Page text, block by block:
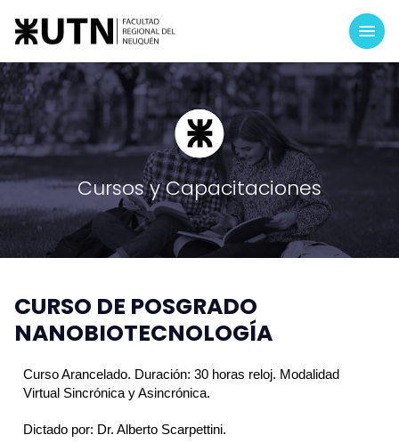
Cursos y Capacitaciones
CURSO DE POSGRADO
NANOBIOTECNOLOGÍA
Curso Arancelado. Duración: 30 horas reloj. Modalidad
Virtual Sincrónica y Asincrónica.
Dictado por: Dr. Alberto Scarpettini.